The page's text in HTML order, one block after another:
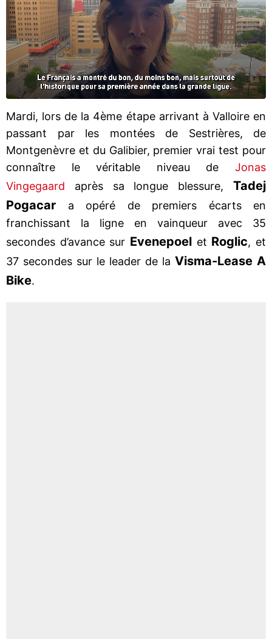
Mardi, lors de la 4ème étape arrivant à Valloire en
passant par les montées de Sestrières, de
Montgenèvre et du Galibier, premier vrai test pour
connaître le véritable niveau de Jonas
Vingegaard après sa longue blessure, Tadej
Pogacar a opéré de premiers écarts en
franchissant la ligne en vainqueur avec 35
secondes d’avance sur Evenepoel et Roglic, et
37 secondes sur le leader de la Visma-Lease A
Bike.